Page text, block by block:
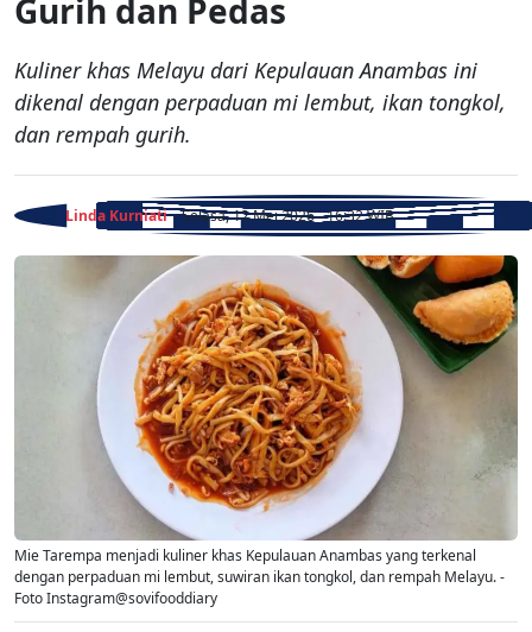
Gurih dan Pedas
Kuliner khas Melayu dari Kepulauan Anambas ini
dikenal dengan perpaduan mi lembut, ikan tongkol,
dan rempah gurih.
Linda Kurniati - Selasa, 12 Mei 2026 - 16:32 WIB
Mie Tarempa menjadi kuliner khas Kepulauan Anambas yang terkenal
dengan perpaduan mi lembut, suwiran ikan tongkol, dan rempah Melayu. -
Foto Instagram@sovifooddiary